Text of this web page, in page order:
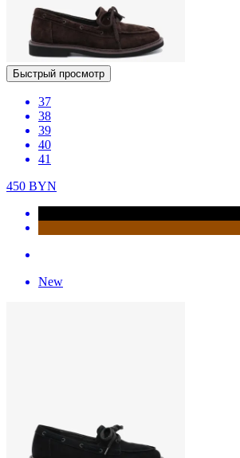
Быстрый просмотр
37
38
39
40
41
450 BYN
New